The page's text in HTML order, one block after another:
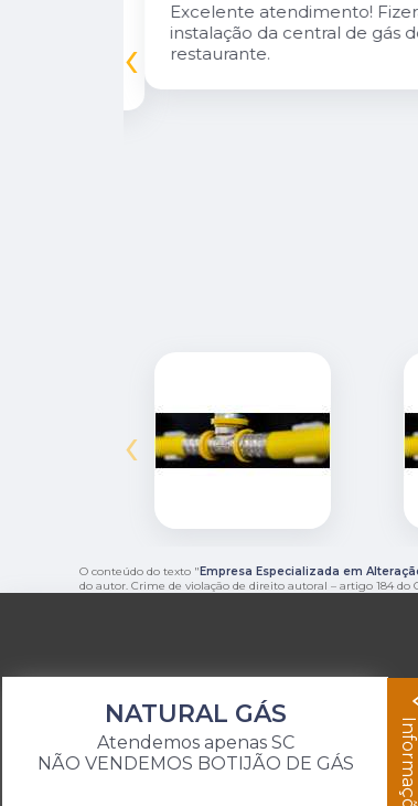
Excelente atendimento!
instalação da central de gás
restaurante.
‹
‹
O conteúdo do texto " Empresa Especializada em
do autor. Crime de violação de direito autoral – artigo 184 do
NATURAL GÁS
Atendemos apenas SC
NÃO VENDEMOS BOTIJÃO DE GÁS
Informações